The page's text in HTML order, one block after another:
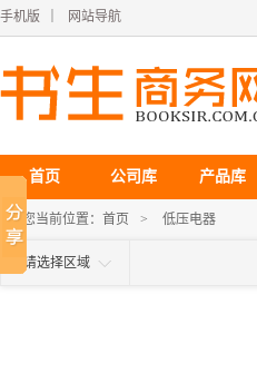
手机版 网站导航
首页 公司库 产品库
您当前位置： 首页 > 低压电器
请选择区域